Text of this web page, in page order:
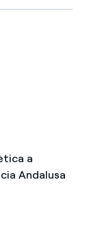
a
Andalusa